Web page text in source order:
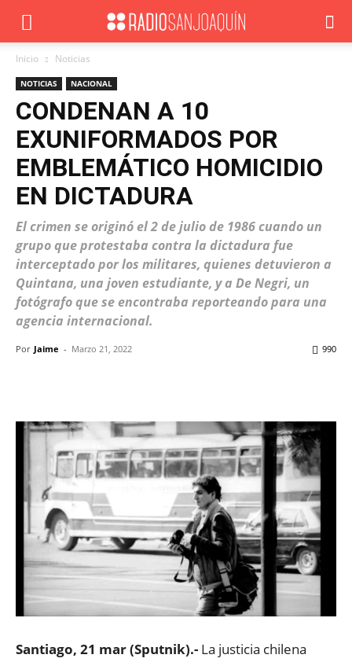
Inicio Noticias
NOTICIAS NACIONAL
CONDENAN A 10
EXUNIFORMADOS POR
EMBLEMÁTICO HOMICIDIO
EN DICTADURA
El crimen se originó el 2 de julio de 1986 cuando un
grupo que protestaba contra la dictadura fue
interceptado por los militares, quienes detuvieron a
Quintana, una joven estudiante, y a De Negri, un
fotógrafo que se encontraba reporteando para una
agencia internacional.
Por Jaime - Marzo 21, 2022 990
Santiago, 21 mar (Sputnik).- La justicia chilena